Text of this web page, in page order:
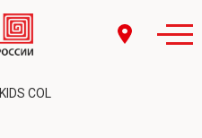
KIDS COL